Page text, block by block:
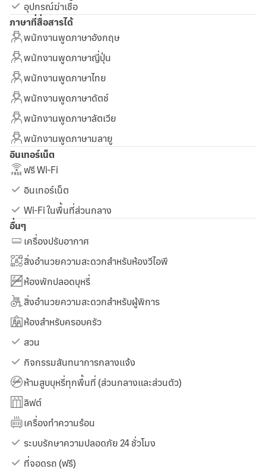
อุปกรณ์ฆ่าเชื้อ
ภาษาที่สื่อสารได้
พนักงานพูดภาษาอังกฤษ
พนักงานพูดภาษาญี่ปุ่น
พนักงานพูดภาษาไทย
พนักงานพูดภาษาดัตช์
พนักงานพูดภาษาลัตเวีย
พนักงานพูดภาษามลายู
อินเทอร์เน็ต
ฟรี Wi-Fi
อินเทอร์เน็ต
Wi-Fi ในพื้นที่ส่วนกลาง
อื่นๆ
เครื่องปรับอากาศ
สิ่งอำนวยความสะดวกสำหรับห้องวีไอพี
ห้องพักปลอดบุหรี่
สิ่งอำนวยความสะดวกสำหรับผู้พิการ
ห้องสำหรับครอบครัว
สวน
กิจกรรมสันทนาการกลางแจ้ง
ห้ามสูบบุหรี่ทุกพื้นที่ (ส่วนกลางและส่วนตัว)
ลิฟต์
เครื่องทำความร้อน
ระบบรักษาความปลอดภัย 24 ชั่วโมง
ที่จอดรถ (ฟรี)